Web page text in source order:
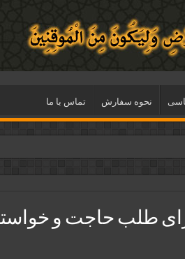
نحوه سفارش تماس با ما